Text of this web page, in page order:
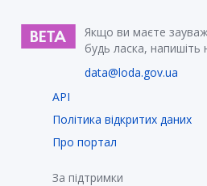
Якщо ви маєте
будь ласка, напишіть
data@loda.gov.ua
API
Політика відкритих даних
Про портал
За підтримки